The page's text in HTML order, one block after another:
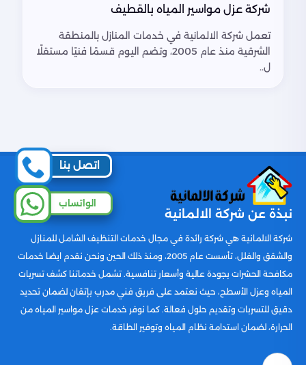
شركة عزل مواسير المياه بالقطيف
تعمل شركة الالمانية في خدمات المنازل بالمنطقة
الشرقية منذ عام 2005، وتضم اليوم قسمًا فنيًا مستقلًا
ل..
نبذة عن شركة الالمانية
شركة الالمانية هي شركة رائدة في مجال خدمات التنظيف الشامل للمنازل
والشقق والفلل، تأسست عام 2005، ومنذ ذلك الحين ونحن نقدم ايضا خدمات
مكافحة الحشرات بجودة عالية وأسعار تنافسية. تشمل خدماتنا كشف تسربات
المياه وعزل الأسطح، حيث نعتمد على فريق فني مدرب بإتقان لضمان تحديد
دقيق للتسربات وتقديم حلول فعالة. كما نوفر خدمات عزل مواسير المياه من
الحرارة، لضمان استدامة نظام المياه وتوفير الطاقة.
اتصل بنا
الواتساب